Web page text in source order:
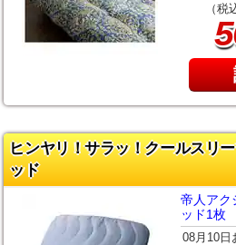
（税
ヒンヤリ！サラッ！クールスリ
ッド
帝人ア
ッド1枚
08月10日